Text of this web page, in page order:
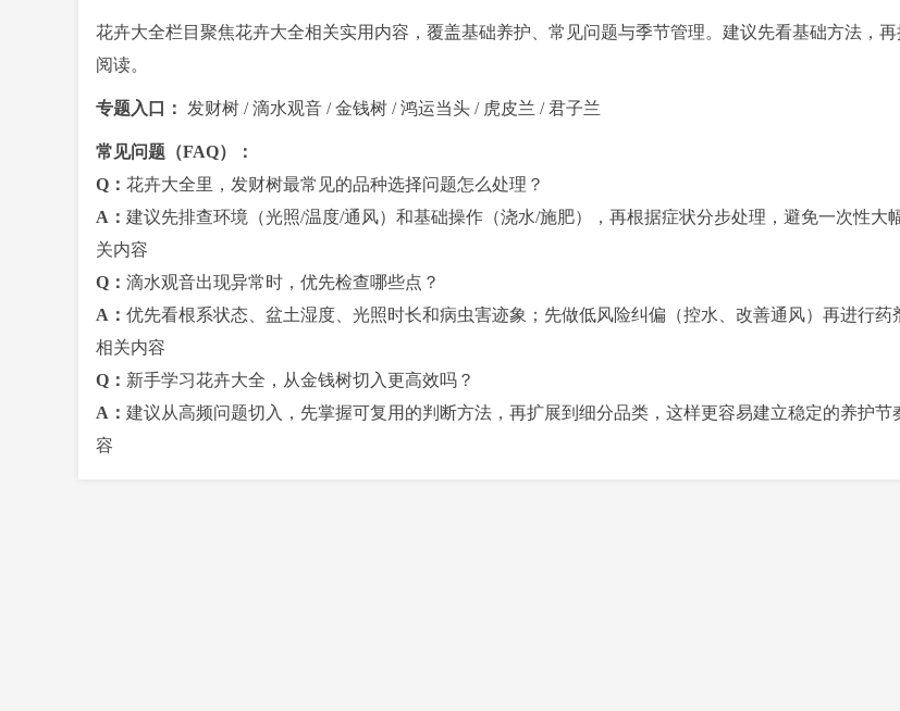
花卉大全栏目聚焦花卉大全相关实用内容，覆盖基础养护、常见问题与季节管理。建议先看基础方法，再
阅读。
专题入口： 发财树 /滴水观音 /金钱树 /鸿运当头 / 虎皮兰 /君子兰
常见问题（FAQ）：
Q： 花卉大全里，发财树最常见的品种选择问题怎么处理？
A： 建议先排查环境（光照/温度/通风）和基础操作（浇水/施肥），再根据症状分步处理，避免一次性大
关内容
Q： 滴水观音出现异常时，优先检查哪些点？
A： 优先看根系状态、盆土湿度、光照时长和病虫害迹象；先做低风险纠偏（控水、改善通风）再进行药
相关内容
Q： 新手学习花卉大全，从金钱树切入更高效吗？
A： 建议从高频问题切入，先掌握可复用的判断方法，再扩展到细分品类，这样更容易建立稳定的养护节
容